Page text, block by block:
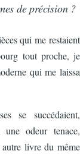
de précision ?
qui me restaient
tout proche, je
qui me laissa
se succédaient,
odeur tenace,
livre du même